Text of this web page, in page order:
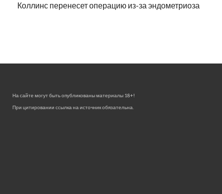
Коллинс перенесет операцию из-за эндометриоза
На сайте могут быть опубликованы материалы 18+!
При цитировании ссылка на источник обязательна.